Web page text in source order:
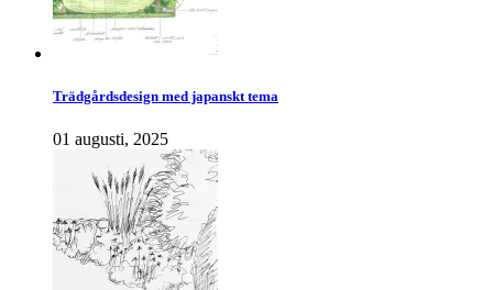
Trädgårdsdesign med japanskt tema
01 augusti, 2025